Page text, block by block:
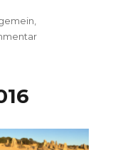
,
zu